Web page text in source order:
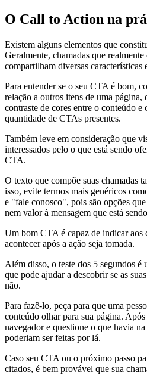
O Call to Action na
Existem alguns elementos que
Geralmente, chamadas que
compartilham diversas características
Para entender se o seu CTA é bom,
relação a outros itens de uma página,
contraste de cores entre o conteúdo e
quantidade de CTAs presentes.
Também leve em consideração que
interessados pelo o que está sendo
CTA.
O texto que compõe suas chamadas
isso, evite termos mais genéricos
e "fale conosco", pois são opções
nem valor à mensagem que está
Um bom CTA é capaz de indicar aos
acontecer após a ação seja tomada.
Além disso, o teste dos 5 segundos
que pode ajudar a descobrir se as
não.
Para fazê-lo, peça para que uma
conteúdo olhar para sua página.
navegador e questione o que havia
poderiam ser feitas por lá.
Caso seu CTA ou o próximo passo
citados, é bem provável que sua